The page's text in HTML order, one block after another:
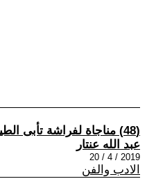
(48) مناجاة لفراشة تأبى الطيران
عبد الله عنتار
2019 / 4 / 20
الادب والفن